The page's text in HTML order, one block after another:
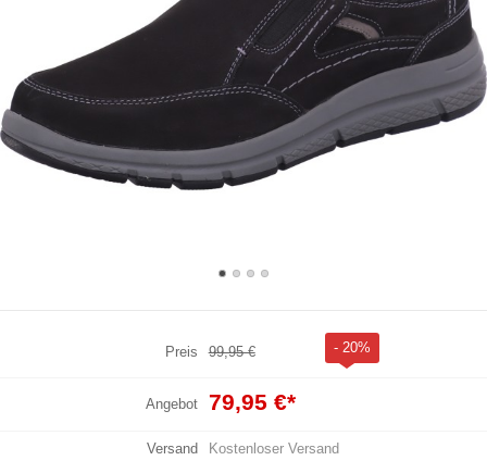
Preis 99,95 € - 20%
Angebot 79,95 €*
Versand Kostenloser Versand